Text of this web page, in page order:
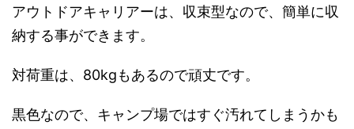
アウトドアキャリアーは、収束型なので、簡単に収
納する事ができます。
対荷重は、80kgもあるので頑丈です。
黒色なので、キャンプ場ではすぐ汚れてしまうかも